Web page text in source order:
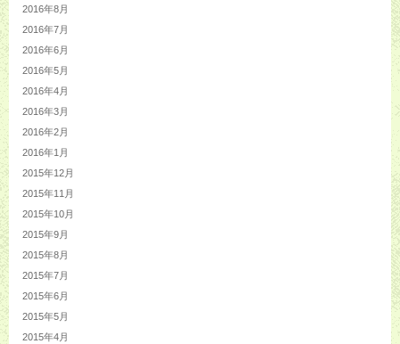
2016年8月
2016年7月
2016年6月
2016年5月
2016年4月
2016年3月
2016年2月
2016年1月
2015年12月
2015年11月
2015年10月
2015年9月
2015年8月
2015年7月
2015年6月
2015年5月
2015年4月